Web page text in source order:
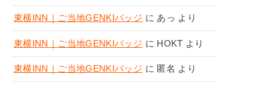
東横INN｜ご当地GENKIバッジ に あっ より
東横INN｜ご当地GENKIバッジ に HOKT より
東横INN｜ご当地GENKIバッジ に 匿名 より